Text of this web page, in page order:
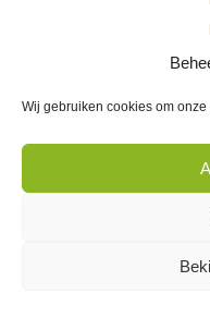
Wij gebruiken cookies om
Geboortedatum*